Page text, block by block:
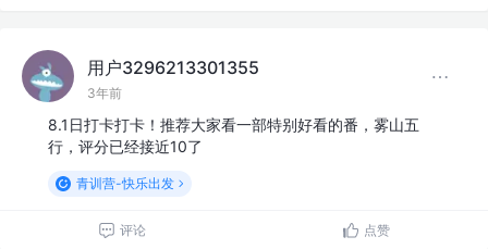
用户3296213301355
3年前
8.1日打卡打卡！推荐大家看一部特别好看的番，雾山五
行，评分已经接近10了
青训营-快乐出发
评论 点赞